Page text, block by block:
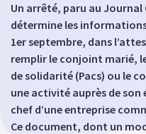
Un arrêté, paru au Journal
détermine les
1er septembre, dans
remplir le conjoint marié,
de solidarité (Pacs) ou le
une activité auprès de
chef d’une entreprise
Ce document, dont un